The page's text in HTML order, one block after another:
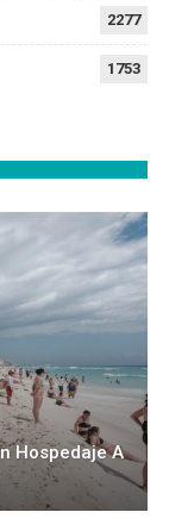
2277
1753
Hospedaje A